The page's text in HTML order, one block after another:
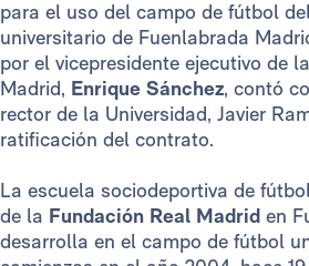
para el uso del campo de fútbol
universitario de Fuenlabrada
por el vicepresidente ejecutivo de
Madrid, Enrique Sánchez, contó
rector de la Universidad, Javier
ratificación del contrato.
La escuela sociodeportiva de
de la Fundación Real Madrid en
desarrolla en el campo de fútbol